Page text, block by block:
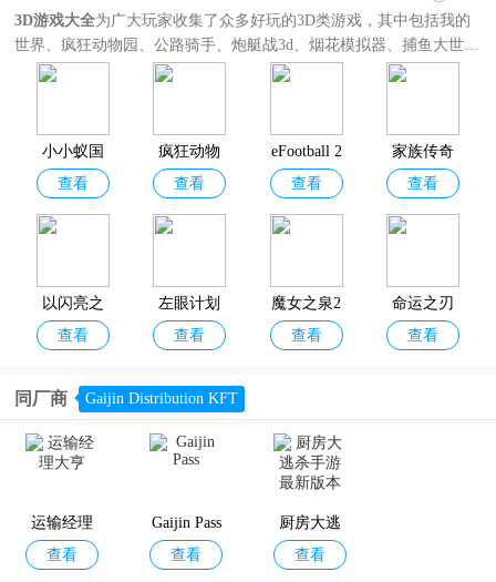
3D游戏大全为广大玩家收集了众多好玩的3D类游戏，其中包括我的
世界、疯狂动物园、公路骑手、炮艇战3d、烟花模拟器、捕鱼大世
界、模拟飞行、超凡蜘蛛侠2、暗影格斗3等等。题材玩法囊括3D多
需求，欢迎分享收藏！
小小蚁国
官方版
查看
疯狂动物
园官方正
版
查看
eFootball 2
026手游官
方正版
查看
家族传奇
马匹养成
竞技
查看
以闪亮之
名官方正
查看
左眼计划
查看
魔女之泉2
查看
命运之刃
查看
千年之旅
闪耀暖暖
白荆回廊
官方正版
查看
同厂商 Gaijin Distribution KFT
运输经理
大亨
查看
Gaijin Pass
查看
厨房大逃
杀手游最
查看